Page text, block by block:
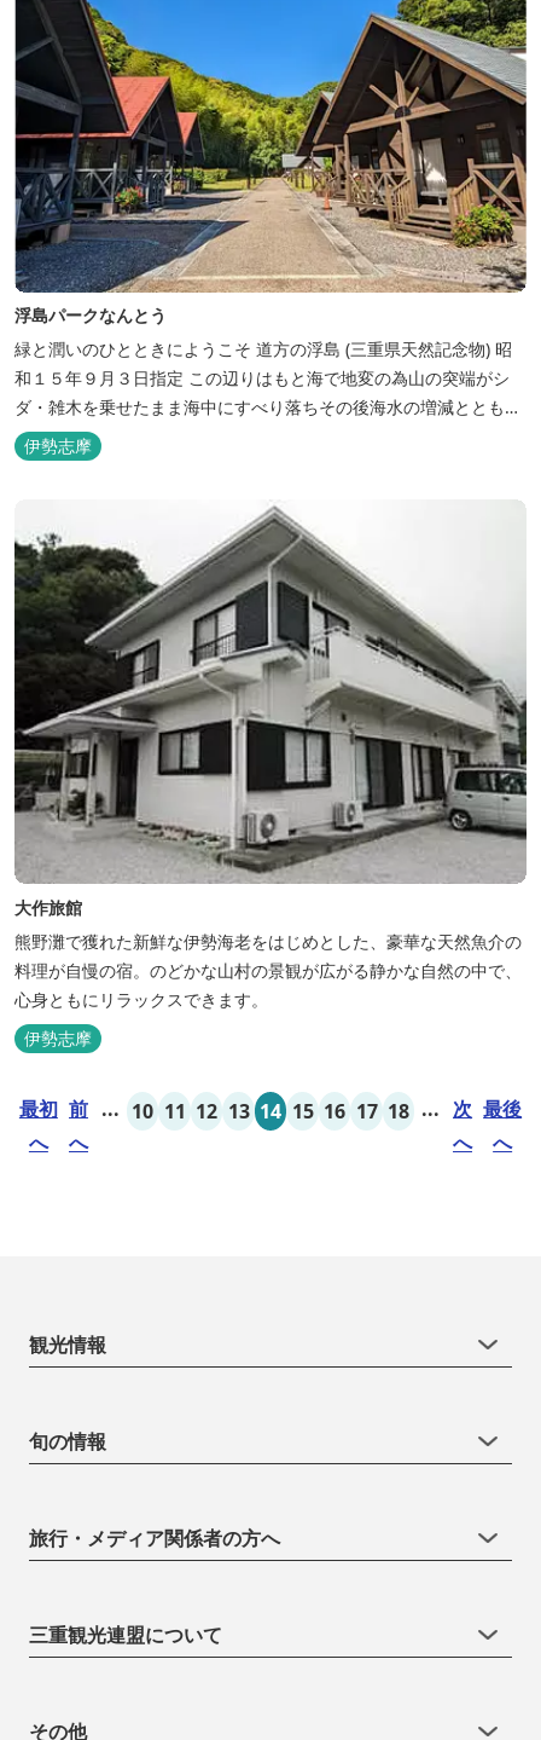
浮島パークなんとう
緑と潤いのひとときにようこそ ​道方の浮島 (三重県天然記念物) 昭
和１５年９月３日指定 この辺りはもと海で地変の為山の突端がシ
ダ・雑木を乗せたまま海中にすべり落ちその後海水の増減とともに
浮き沈みするようになったと伝えられています。 周辺は浮島を廻る
散策路が設けられ、また海岸線が一望できる展望塔へと続く遊歩道
もあり自然と親しむ見どころがあります。 ご家族連れで気軽にご利
伊勢志摩
大作旅館
熊野灘で獲れた新鮮な伊勢海老をはじめとした、豪華な天然魚介の
料理が自慢の宿。のどかな山村の景観が広がる静かな自然の中で、
心身ともにリラックスできます。
伊勢志摩
最初
へ
前
へ
... 10 11 12 13 14 15 16 17 18 ... 次
へ
最後
へ
観光情報
旬の情報
旅行・メディア関係者の方へ
三重観光連盟について
その他